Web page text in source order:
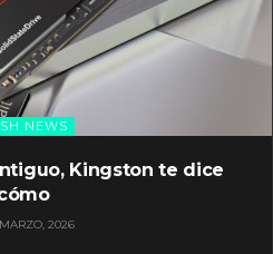
NEWS
Kingston te dice
2026